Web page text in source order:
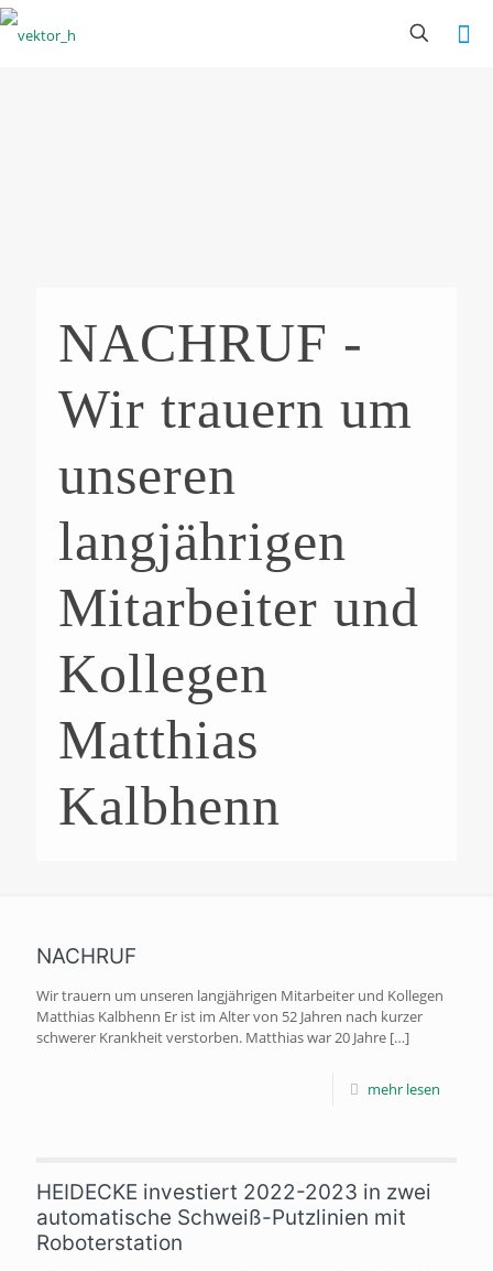
NACHRUF -
Wir trauern um
unseren
langjährigen
Mitarbeiter und
Kollegen
Matthias
Kalbhenn
NACHRUF
Wir trauern um unseren langjährigen Mitarbeiter und Kollegen
Matthias Kalbhenn Er ist im Alter von 52 Jahren nach kurzer
schwerer Krankheit verstorben. Matthias war 20 Jahre […]
mehr lesen
HEIDECKE investiert 2022-2023 in zwei
automatische Schweiß-Putzlinien mit
Roboterstation